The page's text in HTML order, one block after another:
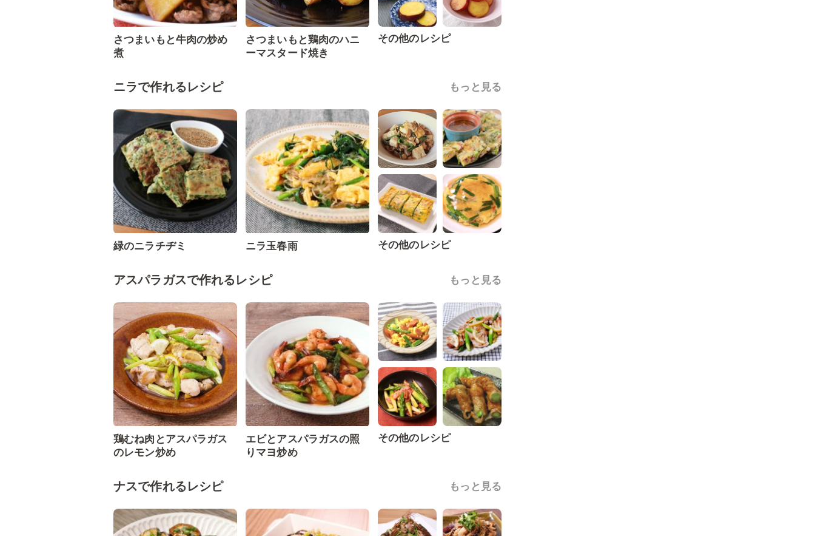
さつまいもと牛肉の炒め
煮
さつまいもと鶏肉のハニ
ーマスタード焼き
その他のレシピ
ニラで作れるレシピ もっと見る
緑のニラチヂミ ニラ玉春雨 その他のレシピ
アスパラガスで作れるレシピ もっと見る
鶏むね肉とアスパラガス
のレモン炒め
エビとアスパラガスの照
りマヨ炒め
その他のレシピ
ナスで作れるレシピ もっと見る